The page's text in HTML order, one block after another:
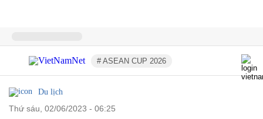
# ASEAN CUP 2026
Du lịch
thứ sáu, 02/06/2023 - 06:25